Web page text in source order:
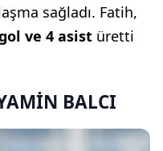
sağladı. Fatih,
ve 4 asist üretti
BALCI